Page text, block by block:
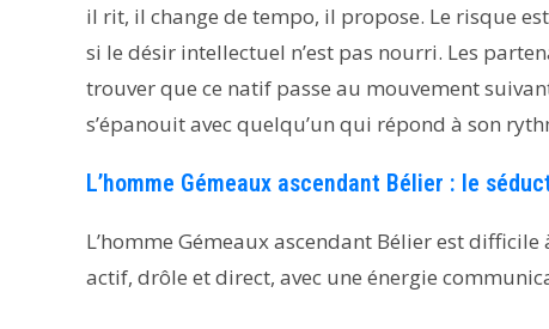
il rit, il change de tempo, il propose. Le risque
si le désir intellectuel n’est pas nourri. Les
trouver que ce natif passe au mouvement
s’épanouit avec quelqu’un qui répond à son
L’homme Gémeaux ascendant Bélier : le
L’homme Gémeaux ascendant Bélier est
actif, drôle et direct, avec une énergie